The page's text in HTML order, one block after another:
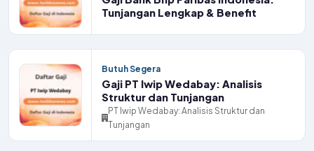
Tunjangan Lengkap & Benefit
Butuh Segera
Gaji PT Iwip Wedabay: Analisis
Struktur dan Tunjangan
PT Iwip Wedabay: Analisis Struktur dan
Tunjangan